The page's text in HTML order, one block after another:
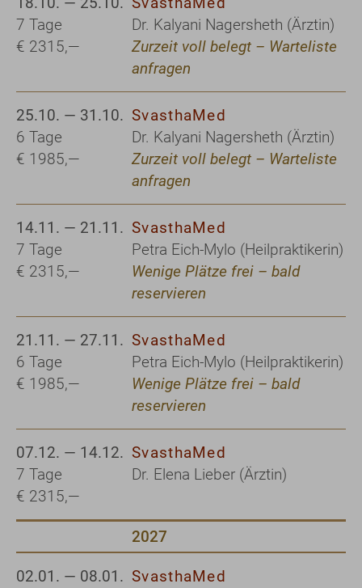
7 Tage
€ 2315,—
Dr. Kalyani Nagersheth (Ärztin)
Zurzeit voll belegt – Warteliste
anfragen
25.10. — 31.10.
6 Tage
€ 1985,—
SvasthaMed
Dr. Kalyani Nagersheth (Ärztin)
Zurzeit voll belegt – Warteliste
anfragen
14.11. — 21.11.
7 Tage
€ 2315,—
SvasthaMed
Petra Eich-Mylo (Heilpraktikerin)
Wenige Plätze frei – bald
reservieren
21.11. — 27.11.
6 Tage
€ 1985,—
SvasthaMed
Petra Eich-Mylo (Heilpraktikerin)
Wenige Plätze frei – bald
reservieren
07.12. — 14.12.
7 Tage
€ 2315,—
SvasthaMed
Dr. Elena Lieber (Ärztin)
2027
02.01. — 08.01. SvasthaMed